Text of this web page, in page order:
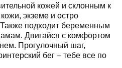
кожей и склонным к
экземе и остро
подходит беременным
Двигайся с комфортом
Прогулочный шаг,
бег – тебе все по